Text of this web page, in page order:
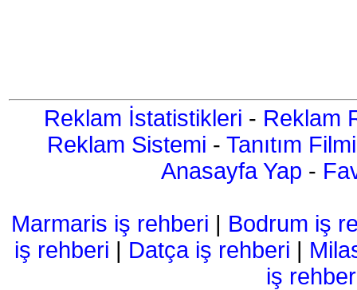
Reklam İstatistikleri - Reklam
Reklam Sistemi - Tanıtım Filmi
Anasayfa Yap -
Marmaris iş rehberi | Bodrum iş
iş rehberi | Datça iş rehberi |
iş